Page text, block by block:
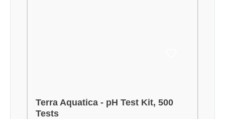
Terra Aquatica - pH Test Kit, 500
Tests